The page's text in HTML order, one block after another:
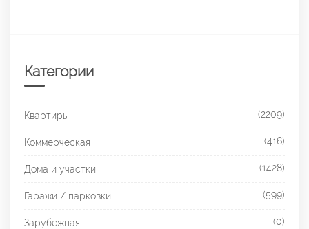
Категории
Квартиры (2209)
Коммерческая (416)
Дома и участки (1428)
Гаражи / парковки (599)
Зарубежная (0)